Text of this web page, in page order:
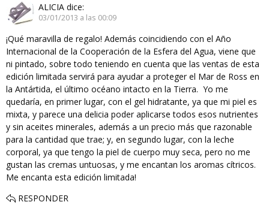
ALICIA dice:
03/01/2013 a las 00:09
¡Qué maravilla de regalo! Además coincidiendo con el Año
Internacional de la Cooperación de la Esfera del Agua, viene que
ni pintado, sobre todo teniendo en cuenta que las ventas de esta
edición limitada servirá para ayudar a proteger el Mar de Ross en
la Antártida, el último océano intacto en la Tierra. Yo me
quedaría, en primer lugar, con el gel hidratante, ya que mi piel es
mixta, y parece una delicia poder aplicarse todos esos nutrientes
y sin aceites minerales, además a un precio más que razonable
para la cantidad que trae; y, en segundo lugar, con la leche
corporal, ya que tengo la piel de cuerpo muy seca, pero no me
gustan las cremas untuosas, y me encantan los aromas cítricos.
Me encanta esta edición limitada!
RESPONDER